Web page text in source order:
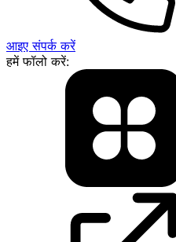
आइए संपर्क करें
हमें फॉलो करें: